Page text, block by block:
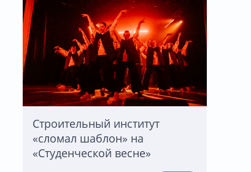
Строительный институт
«сломал шаблон» на
«Студенческой весне»